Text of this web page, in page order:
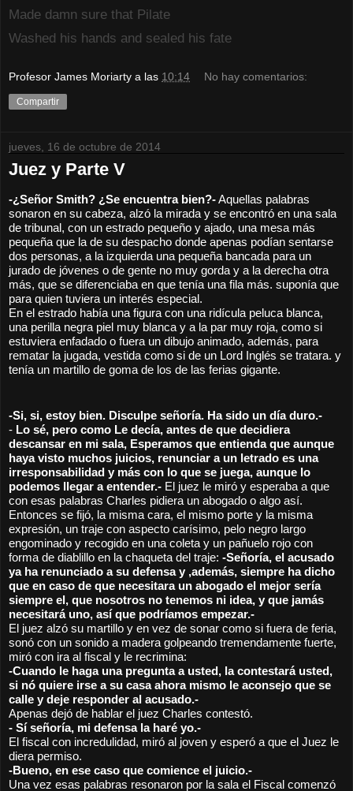
Made damn sure that Pilate
Washed his hands and sealed his fate
Profesor James Moriarty a las 10:14 No hay comentarios:
Compartir
jueves, 16 de octubre de 2014
Juez y Parte V
-¿Señor Smith? ¿Se encuentra bien?- Aquellas palabras
sonaron en su cabeza, alzó la mirada y se encontró en una sala
de tribunal, con un estrado pequeño y ajado, una mesa más
pequeña que la de su despacho donde apenas podían sentarse
dos personas, a la izquierda una pequeña bancada para un
jurado de jóvenes o de gente no muy gorda y a la derecha otra
más, que se diferenciaba en que tenía una fila más. suponía que
para quien tuviera un interés especial.
En el estrado había una figura con una ridícula peluca blanca,
una perilla negra piel muy blanca y a la par muy roja, como si
estuviera enfadado o fuera un dibujo animado, además, para
rematar la jugada, vestida como si de un Lord Inglés se tratara. y
tenía un martillo de goma de los de las ferias gigante.
-Si, si, estoy bien. Disculpe señoría. Ha sido un día duro.-
- Lo sé, pero como Le decía, antes de que decidiera
descansar en mi sala, Esperamos que entienda que aunque
haya visto muchos juicios, renunciar a un letrado es una
irresponsabilidad y más con lo que se juega, aunque lo
podemos llegar a entender.- El juez le miró y esperaba a que
con esas palabras Charles pidiera un abogado o algo así.
Entonces se fijó, la misma cara, el mismo porte y la misma
expresión, un traje con aspecto carísimo, pelo negro largo
engominado y recogido en una coleta y un pañuelo rojo con
forma de diablillo en la chaqueta del traje: -Señoría, el acusado
ya ha renunciado a su defensa y ,además, siempre ha dicho
que en caso de que necesitara un abogado el mejor sería
siempre el, que nosotros no tenemos ni idea, y que jamás
necesitará uno, así que podríamos empezar.-
El juez alzó su martillo y en vez de sonar como si fuera de feria,
sonó con un sonido a madera golpeando tremendamente fuerte,
miró con ira al fiscal y le recrimina:
-Cuando le haga una pregunta a usted, la contestará usted,
si nó quiere irse a su casa ahora mismo le aconsejo que se
calle y deje responder al acusado.-
Apenas dejó de hablar el juez Charles contestó.
- Sí señoría, mi defensa la haré yo.-
El fiscal con incredulidad, miró al joven y esperó a que el Juez le
diera permiso.
-Bueno, en ese caso que comience el juicio.-
Una vez esas palabras resonaron por la sala el Fiscal comenzó